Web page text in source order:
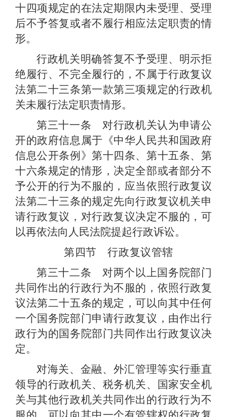
十四项规定的在法定期限内未受理、受理
后不予答复或者不履行相应法定职责的情
形。
行政机关明确答复不予受理、明示拒
绝履行、不完全履行的，不属于行政复议
法第二十三条第一款第三项规定的行政机
关未履行法定职责情形。
第三十一条 对行政机关认为申请公
开的政府信息属于《中华人民共和国政府
信息公开条例》第十四条、第十五条、第
十六条规定的情形，决定全部或者部分不
予公开的行为不服的，应当依照行政复议
法第二十三条的规定先向行政复议机关申
请行政复议，对行政复议决定不服的，可
以再依法向人民法院提起行政诉讼。
第四节 行政复议管辖
第三十二条 对两个以上国务院部门
共同作出的行政行为不服的，依照行政复
议法第二十五条的规定，可以向其中任何
一个国务院部门申请行政复议，由作出行
政行为的国务院部门共同作出行政复议决
定。
对海关、金融、外汇管理等实行垂直
领导的行政机关、税务机关、国家安全机
关与其他行政机关共同作出的行政行为不